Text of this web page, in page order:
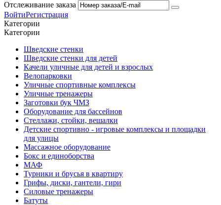
Отслеживание заказа
ВойтиРегистрация
Категории
Категории
Шведские стенки
Шведские стенки для детей
Качели уличные для детей и взрослых
Велопарковки
Уличные спортивные комплексы
Уличные тренажеры
Заготовки бук ЧМЗ
Оборудование для бассейнов
Стеллажи, стойки, вешалки
Детские спортивно - игровые комплексы и площадки
для улицы
Массажное оборудование
Бокс и единоборства
МАФ
Турники и брусья в квартиру
Грифы, диски, гантели, гири
Силовые тренажеры
Батуты